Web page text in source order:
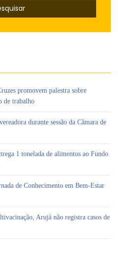
promovem palestra sobre
de trabalho
durante sessão da Câmara de
1 tonelada de alimentos ao Fundo
de Conhecimento em Bem-Estar
Arujá não registra casos de